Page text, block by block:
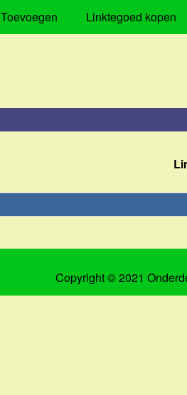
Toevoegen Linktegoed kopen
Copyright © 2021